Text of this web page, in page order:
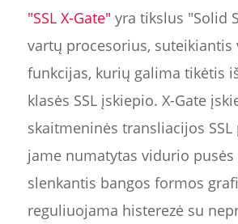
"SSL X-Gate" yra tikslus "Solid
vartų procesorius, suteikiantis
funkcijas, kurių galima tikėtis
klasės SSL įskiepio. X-Gate
skaitmeninės transliacijos
jame numatytas vidurio
slenkantis bangos formos
reguliuojama histerezė su